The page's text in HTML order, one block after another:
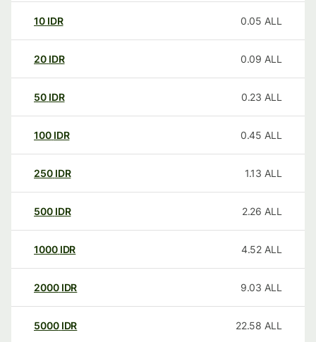
10 IDR 0.05 ALL
20 IDR 0.09 ALL
50 IDR 0.23 ALL
100 IDR 0.45 ALL
250 IDR 1.13 ALL
500 IDR 2.26 ALL
1000 IDR 4.52 ALL
2000 IDR 9.03 ALL
5000 IDR 22.58 ALL